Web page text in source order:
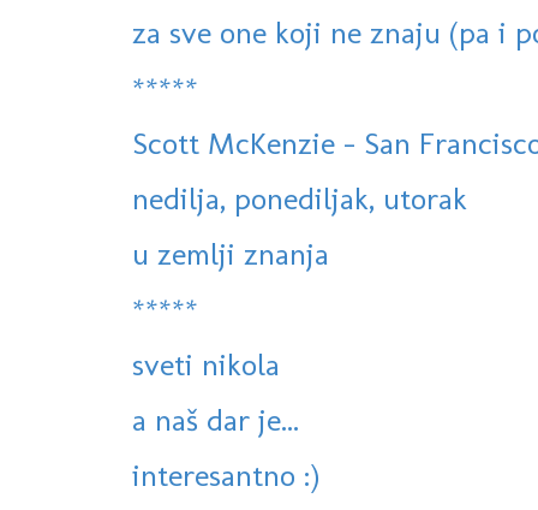
za sve one koji ne znaju (pa i
*****
Scott McKenzie - San
nedilja, ponediljak, utorak
u zemlji znanja
*****
sveti nikola
a naš dar je...
interesantno :)